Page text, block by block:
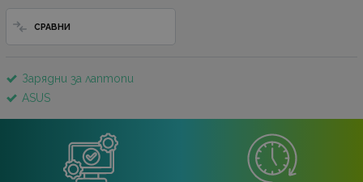
СРАВНИ
Зарядни за лаптопи
ASUS